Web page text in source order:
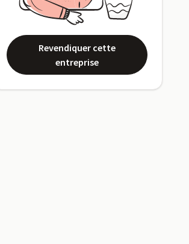
Revendiquer cette
entreprise